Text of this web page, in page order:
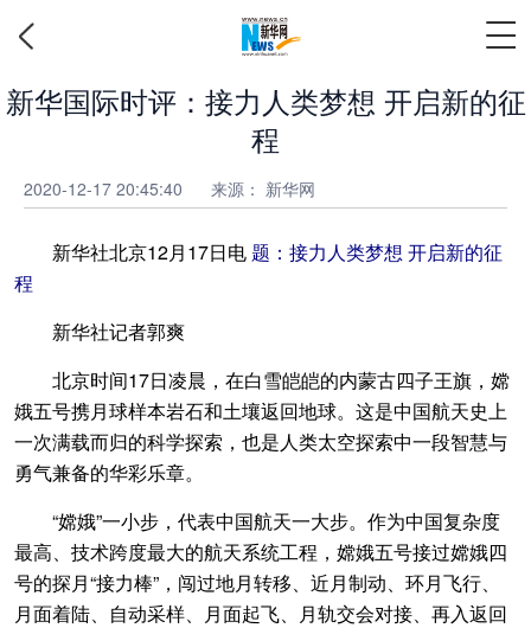
新华国际时评：接力人类梦想 开启新的征
程
2020-12-17 20:45:40 来源： 新华网
新华社北京12月17日电题：接力人类梦想 开启新的征
程
新华社记者郭爽
北京时间17日凌晨，在白雪皑皑的内蒙古四子王旗，嫦
娥五号携月球样本岩石和土壤返回地球。这是中国航天史上
一次满载而归的科学探索，也是人类太空探索中一段智慧与
勇气兼备的华彩乐章。
“嫦娥”一小步，代表中国航天一大步。作为中国复杂度
最高、技术跨度最大的航天系统工程，嫦娥五号接过嫦娥四
号的探月“接力棒”，闯过地月转移、近月制动、环月飞行、
月面着陆、自动采样、月面起飞、月轨交会对接、再入返回